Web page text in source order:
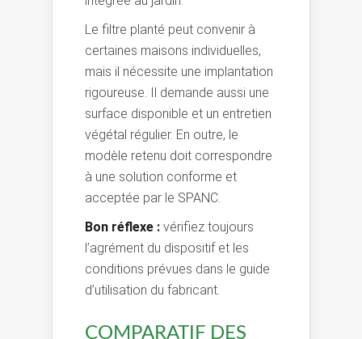
Le filtre planté peut convenir à
certaines maisons individuelles,
mais il nécessite une implantation
rigoureuse. Il demande aussi une
surface disponible et un entretien
végétal régulier. En outre, le
modèle retenu doit correspondre
à une solution conforme et
acceptée par le SPANC.
Bon réflexe : vérifiez toujours
l’agrément du dispositif et les
conditions prévues dans le guide
d’utilisation du fabricant.
COMPARATIF DES